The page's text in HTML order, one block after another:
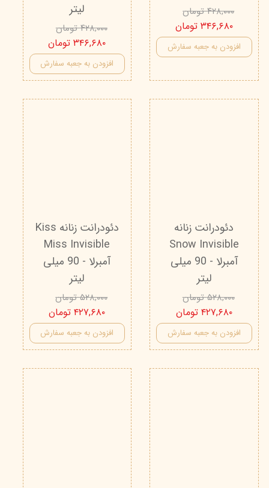
۴۲۸,۰۰۰ تومان
۳۴۶,۶۸۰ تومان
افزودن به جعبه سفارش
لیتر
۴۲۸,۰۰۰ تومان
۳۴۶,۶۸۰ تومان
افزودن به جعبه سفارش
دئودرانت زنانه
Snow Invisible
آمبرلا - 90 میلی
لیتر
۵۲۸,۰۰۰ تومان
۴۲۷,۶۸۰ تومان
افزودن به جعبه سفارش
دئودرانت زنانه Kiss
Miss Invisible
آمبرلا - 90 میلی
لیتر
۵۲۸,۰۰۰ تومان
۴۲۷,۶۸۰ تومان
افزودن به جعبه سفارش